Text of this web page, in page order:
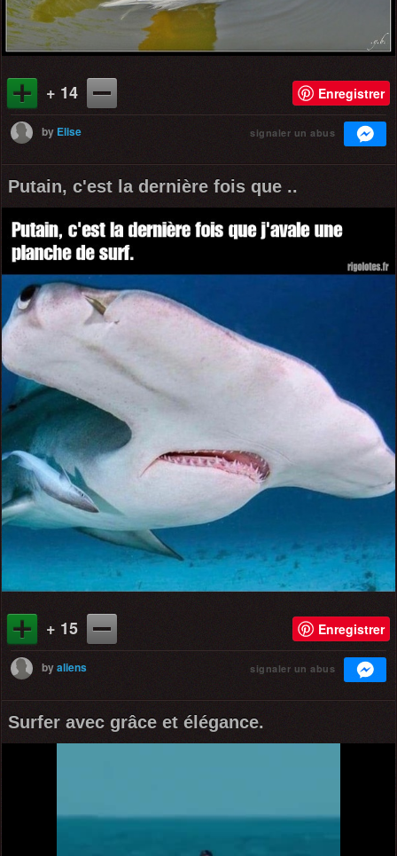
+ 14 Enregistrer
by Elise signaler un abus
Putain, c'est la dernière fois que ..
+ 15 Enregistrer
byaliens signaler un abus
Surfer avec grâce et élégance.